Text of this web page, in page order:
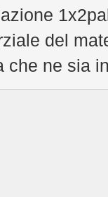
del
che ne sia